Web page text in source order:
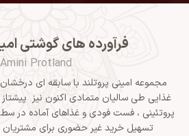
فرآورده های گوشتی
Amini Protland
مجموعه امینی پروتلند با سابقه ای
غذایی طی سالیان متمادی اکنون نیز
پروتئینی ، فست فودی و غذاهای آماده در
تسهیل خرید غیر حضوری برای مشتریان